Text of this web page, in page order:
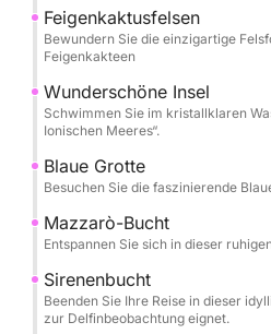
- Baia di Naxos
- Grotta dell’Amore
- Capo Taormina
- Scoglio del Ficodindia
- Isola Bella
- Grotta Azzurra
- Baia di Mazzarò
- Baia delle Sirene
Optionaler Restaurantstopp –
authentische sizilianische
am Meer (nicht inbegriffen).
Feigenkaktusfelsen
Bewundern Sie die einzigartige
Feigenkakteen
Wunderschöne Insel
Schwimmen Sie im kristallklaren
Ionischen Meeres“.
Blaue Grotte
Besuchen Sie die faszinierende
Mazzarò-Bucht
Entspannen Sie sich in dieser
Sirenenbucht
Beenden Sie Ihre Reise in dieser
zur Delfinbeobachtung eignet.